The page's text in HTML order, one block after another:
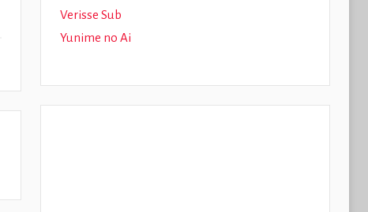
Verisse Sub
Yunime no Ai